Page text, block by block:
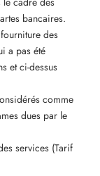
bancaires.
des
a pas été
et ci-dessus
comme
dues par le
services (Tarif